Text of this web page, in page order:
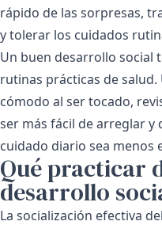
rápido de las sorpresas,
y tolerar los cuidados
Un buen desarrollo social
rutinas prácticas de
cómodo al ser tocado,
ser más fácil de arreglar y
cuidado diario sea menos
Qué practicar
desarrollo
La socialización efectiva